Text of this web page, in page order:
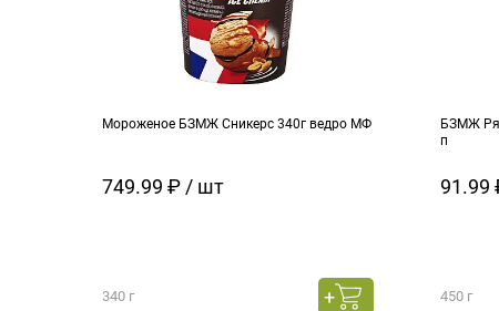
Мороженое БЗМЖ Сникерс 340г ведро МФ
749.99 ₽ / шт
340 г
БЗМЖ
п
91.99
450 г